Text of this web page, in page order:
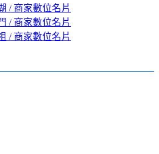
/ 商家數位名片
/ 商家數位名片
/ 商家數位名片